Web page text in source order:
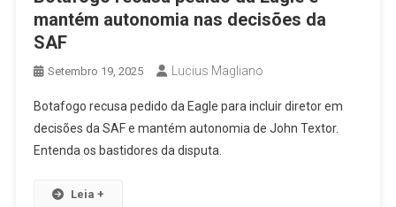
mantém autonomia nas decisões da
SAF
Setembro 19, 2025 Lucius Magliano
Botafogo recusa pedido da Eagle para incluir diretor em
decisões da SAF e mantém autonomia de John Textor.
Entenda os bastidores da disputa.
Leia +